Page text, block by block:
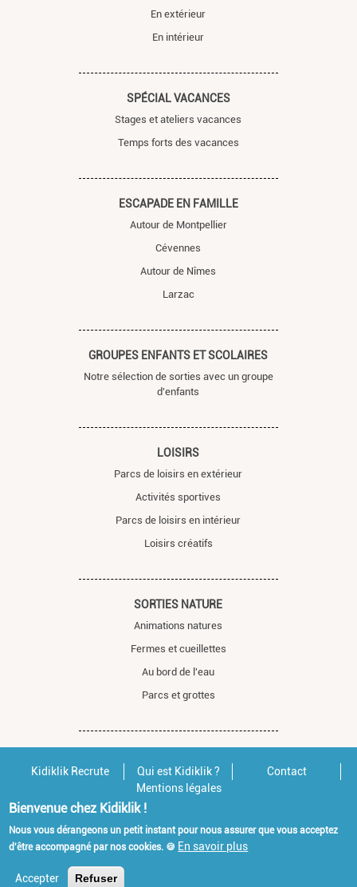
En extérieur
En intérieur
SPÉCIAL VACANCES
Stages et ateliers vacances
Temps forts des vacances
ESCAPADE EN FAMILLE
Autour de Montpellier
Cévennes
Autour de Nîmes
Larzac
GROUPES ENFANTS ET SCOLAIRES
Notre sélection de sorties avec un groupe
d'enfants
LOISIRS
Parcs de loisirs en extérieur
Activités sportives
Parcs de loisirs en intérieur
Loisirs créatifs
SORTIES NATURE
Animations natures
Fermes et cueillettes
Au bord de l'eau
Parcs et grottes
Kidiklik Recrute Qui est Kidiklik ?
Contact
Mentions légales
Bienvenue chez Kidiklik !
Nous vous dérangeons un petit instant pour nous assurer que vous acceptez
d'être accompagné par nos cookies. 🍪 En savoir plus
Accepter Refuser